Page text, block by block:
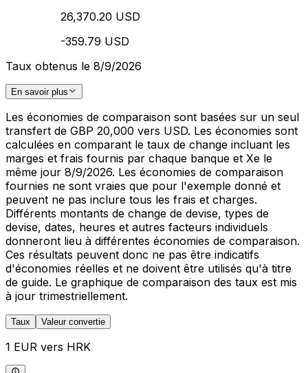
26,370.20 USD
-359.79 USD
Taux obtenus le 8/9/2026
En savoir plus
Les économies de comparaison sont basées sur un seul
transfert de GBP 20,000 vers USD. Les économies sont
calculées en comparant le taux de change incluant les
marges et frais fournis par chaque banque et Xe le
même jour 8/9/2026. Les économies de comparaison
fournies ne sont vraies que pour l'exemple donné et
peuvent ne pas inclure tous les frais et charges.
Différents montants de change de devise, types de
devise, dates, heures et autres facteurs individuels
donneront lieu à différentes économies de comparaison.
Ces résultats peuvent donc ne pas être indicatifs
d'économies réelles et ne doivent être utilisés qu'à titre
de guide. Le graphique de comparaison des taux est mis
à jour trimestriellement.
Taux Valeur convertie
1 EUR vers HRK